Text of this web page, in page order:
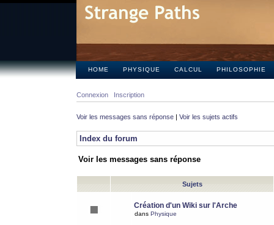
HOME PHYSIQUE CALCUL PHILOSOPHIE
Connexion Inscription
Voir les messages sans réponse | Voir les sujets actifs
Index du forum
Voir les messages sans réponse
Sujets
Création d'un Wiki sur l'Arche
dans Physique